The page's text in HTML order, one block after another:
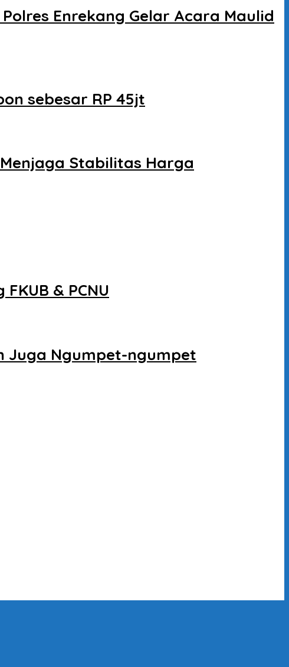
Enrekang Gelar Acara Maulid
sebesar RP 45jt
Stabilitas Harga
& PCNU
Juga Ngumpet-ngumpet